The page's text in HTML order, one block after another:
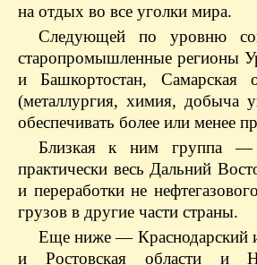
на отдых во все уголки мира.
Следующей по уровню
старопромышленные регионы
и Башкортостан, Самарская
(металлургия, химия, добыча
обеспечивать более или менее
Близкая к ним группа —
практически весь Дальний
и переработки не
грузов в другие части страны.
Еще ниже — Краснодарский
и Ростовская области и